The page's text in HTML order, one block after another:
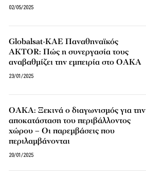
02/05/2025
Globalsat-ΚΑΕ Παναθηναϊκός
AKTOR: Πώς η συνεργασία τους
αναβαθμίζει την εμπειρία στο ΟΑΚΑ
23/01/2025
ΟΑΚΑ: Ξεκινά ο διαγωνισμός για την
αποκατάσταση του περιβάλλοντος
χώρου – Οι παρεμβάσεις που
περιλαμβάνονται
20/01/2025